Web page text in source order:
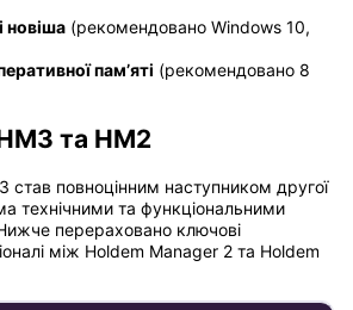
новіша (рекомендовано Windows 10,
пам’яті (рекомендовано 8
та HM2
повноцінним наступником другої
технічними та функціональними
перераховано ключові
між Holdem Manager 2 та Holdem